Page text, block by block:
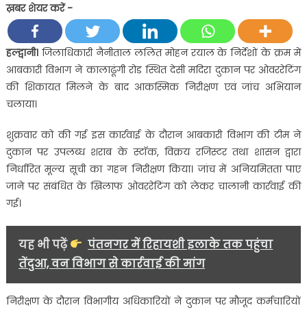
निर्देश
पर
आबकारी
विभाग
की
दुकान
संचालकों
को
चेतावनी
ख़बर शेयर करें -
हल्द्वानी।जिलाधिकारी नैनीताल ललित मोहन रयाल के निर्देशों के क्रम में
आबकारी विभाग ने कालाढूंगी रोड स्थित देसी मदिरा दुकान पर ओवररेटिंग
की शिकायत मिलने के बाद आकस्मिक निरीक्षण एवं जांच अभियान
चलाया।
शुक्रवार को की गई इस कार्रवाई के दौरान आबकारी विभाग की टीम ने
दुकान पर उपलब्ध शराब के स्टॉक, विक्रय रजिस्टर तथा शासन द्वारा
निर्धारित मूल्य सूची का गहन निरीक्षण किया। जांच में अनियमितता पाए
जाने पर संबंधित के खिलाफ ओवररेटिंग को लेकर चालानी कार्रवाई की
गई।
यह भी पढ़ें
पंतनगर में रिहायशी इलाके तक पहुंचा
तेंदुआ, वन विभाग से कार्रवाई की मांग
निरीक्षण के दौरान विभागीय अधिकारियों ने दुकान पर मौजूद कर्मचारियों